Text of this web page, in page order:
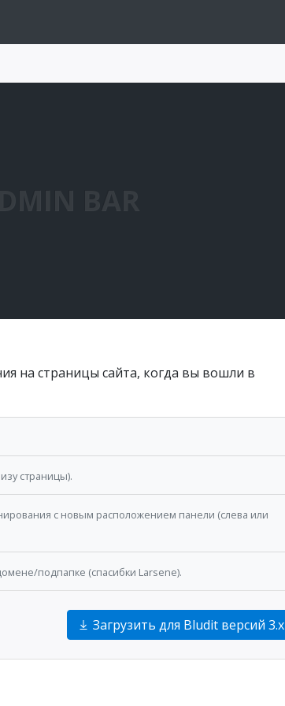
BAR
на страницы сайта, когда вы вошли в
страницы).
с новым расположением панели (слева или
подпапке (спасибки Larsene).
Загрузить для Bludit версий 3.x